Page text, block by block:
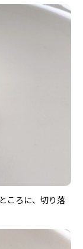
ころに、切り落